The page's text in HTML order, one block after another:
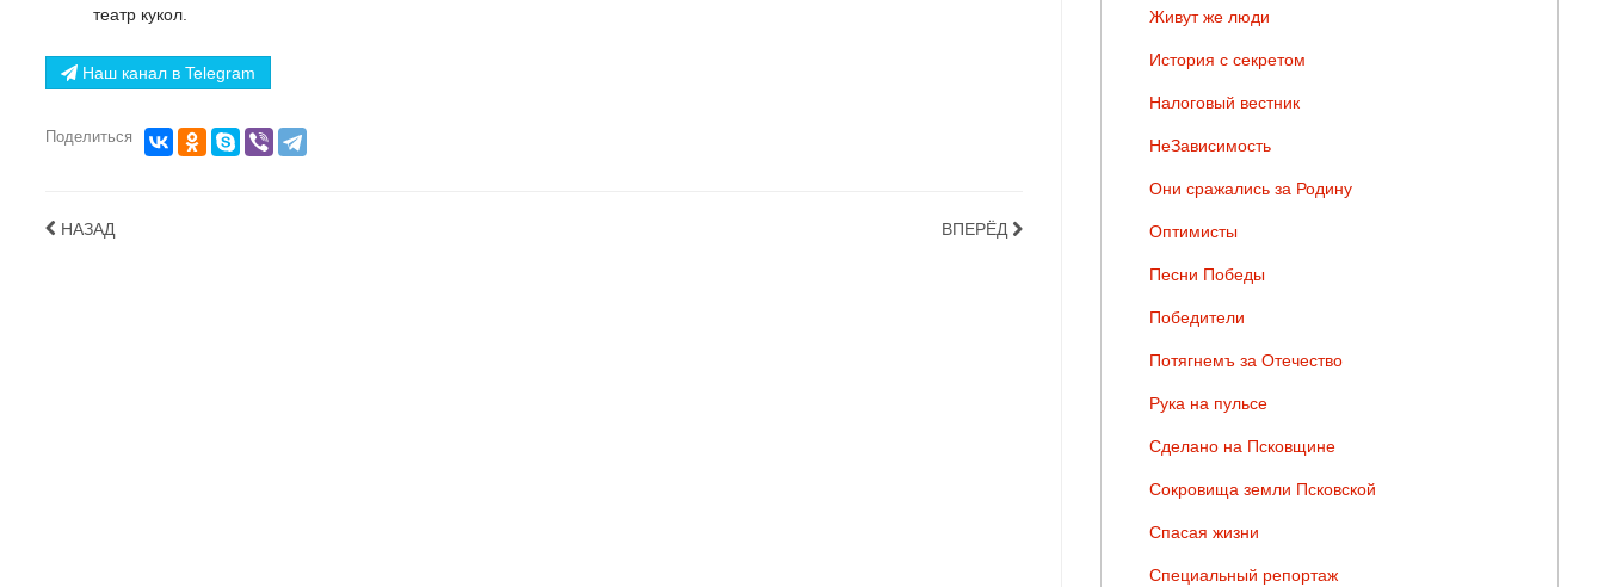
театр кукол.
Наш канал в Telegram
Поделиться
НАЗАД ВПЕРЁД
Живут же люди
История с секретом
Налоговый вестник
НеЗависимость
Они сражались за Родину
Оптимисты
Песни Победы
Победители
Потягнемъ за Отечество
Рука на пульсе
Сделано на Псковщине
Сокровища земли Псковской
Спасая жизни
Специальный репортаж